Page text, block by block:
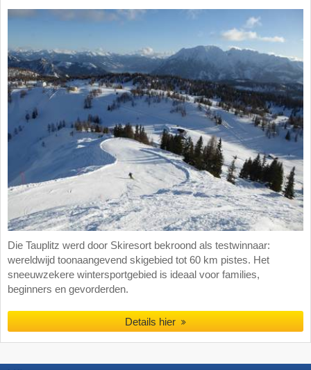
Die Tauplitz werd door Skiresort bekroond als testwinnaar:
wereldwijd toonaangevend skigebied tot 60 km pistes. Het
sneeuwzekere wintersportgebied is ideaal voor families,
beginners en gevorderden.
Details hier